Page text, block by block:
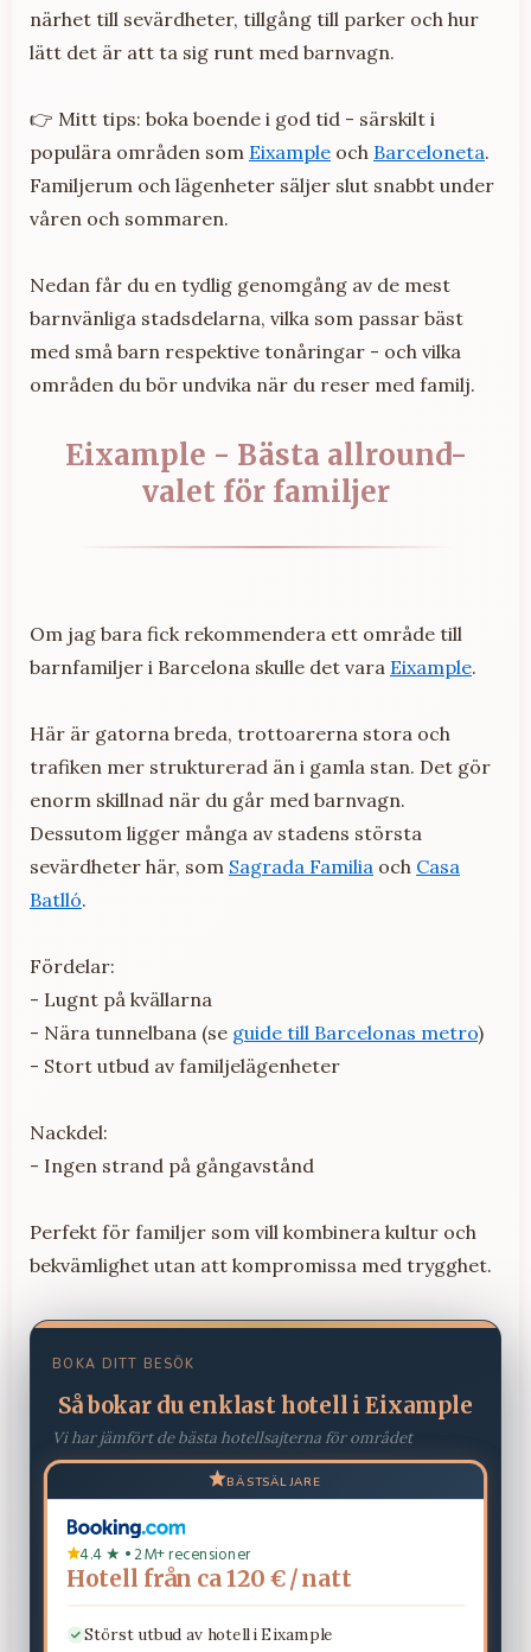
närhet till sevärdheter, tillgång till parker och hur
lätt det är att ta sig runt med barnvagn.
👉 Mitt tips: boka boende i god tid - särskilt i
populära områden som Eixample och Barceloneta.
Familjerum och lägenheter säljer slut snabbt under
våren och sommaren.
Nedan får du en tydlig genomgång av de mest
barnvänliga stadsdelarna, vilka som passar bäst
med små barn respektive tonåringar - och vilka
områden du bör undvika när du reser med familj.
Eixample - Bästa allround-
valet för familjer
Om jag bara fick rekommendera ett område till
barnfamiljer i Barcelona skulle det vara Eixample.
Här är gatorna breda, trottoarerna stora och
trafiken mer strukturerad än i gamla stan. Det gör
enorm skillnad när du går med barnvagn.
Dessutom ligger många av stadens största
sevärdheter här, som Sagrada Familia och Casa
Batlló.
Fördelar:
- Lugnt på kvällarna
- Nära tunnelbana (se guide till Barcelonas metro)
- Stort utbud av familjelägenheter
Nackdel:
- Ingen strand på gångavstånd
Perfekt för familjer som vill kombinera kultur och
bekvämlighet utan att kompromissa med trygghet.
BOKA DITT BESÖK
Så bokar du enklast hotell i Eixample
Vi har jämfört de bästa hotellsajterna för området
BÄSTSÄLJARE
4.4 ★ • 2M+ recensioner
Hotell från ca 120 € / natt
Störst utbud av hotell i Eixample